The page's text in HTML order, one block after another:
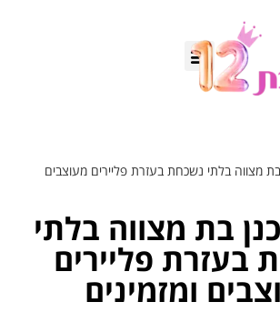
מצווה בלתי נשכחת בעזרת פליירים מעוצבים
בת מצווה בלתי
בעזרת פליירים
ומזמינים